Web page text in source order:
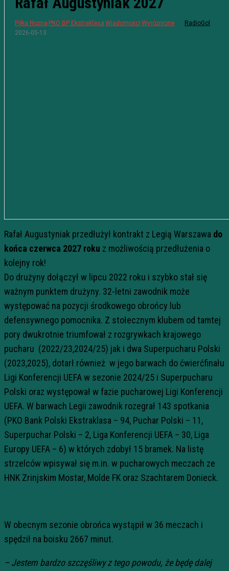
Piłka Nożna PKO BP Ekstraklasa Wiadomości Wyróżnione
RadioGol
2026-05-13
Rafał Augustyniak przedłużył kontrakt z Legią Warszawa do
końca czerwca 2027 roku z możliwością przedłużenia o
kolejny rok!
Do drużyny dołączył w lipcu 2022 roku i szybko stał się
ważnym punktem drużyny. 32-letni zawodnik może
występować na pozycji środkowego obrońcy lub
defensywnego pomocnika. Z stołecznym klubem od tamtej
pory dwukrotnie triumfował z rozgrywkach krajowego
pucharu (2022/23,2024/25) jak i dwa Superpucharu Polski
(2023,2025), dotarł również w jego barwach do ćwierćfinału
Ligi Konferencji UEFA w sezonie 2024/25 i Superpucharu
Polski oraz występował w fazie pucharowej Ligi Konferencji
UEFA. W barwach Legii zawodnik rozegrał 143 spotkania
(PKO Bank Polski Ekstraklasa – 94, Puchar Polski – 11,
Superpuchar Polski – 2, Liga Konferencji UEFA – 30, Liga
Europy UEFA – 6) w których zdobył 15 bramek. Na listę
strzelców wpisywał się m.in. w pucharowych meczach ze
HNK Zrinjskim Mostar, Molde FK oraz Szachtarem Donieck.
W obecnym sezonie obrońca wystąpił w 36 meczach i
spędził na boisku 2667 minut.
– Jestem bardzo szczęśliwy z tego powodu, że będę dalej